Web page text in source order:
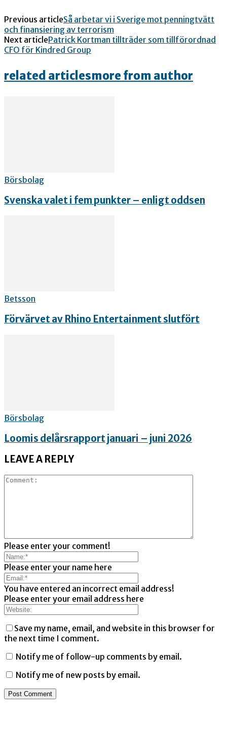
Previous articleSå arbetar vi i Sverige mot penningtvätt
och finansiering av terrorism
Next articlePatrick Kortman tillträder som tillförordnad
CFO för Kindred Group
related articlesmore from author
Börsbolag
Svenska valet i fem punkter – enligt oddsen
Betsson
Förvärvet av Rhino Entertainment slutfört
Börsbolag
Loomis delårsrapport januari – juni 2026
LEAVE A REPLY
Please enter your comment!
Please enter your name here
You have entered an incorrect email address!
Please enter your email address here
Save my name, email, and website in this browser for
the next time I comment.
Notify me of follow-up comments by email.
Notify me of new posts by email.